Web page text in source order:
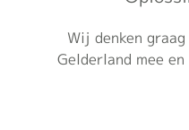
Wij denken
Gelderland mee